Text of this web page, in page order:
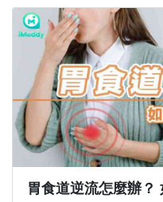
胃食道逆流怎麼辦？